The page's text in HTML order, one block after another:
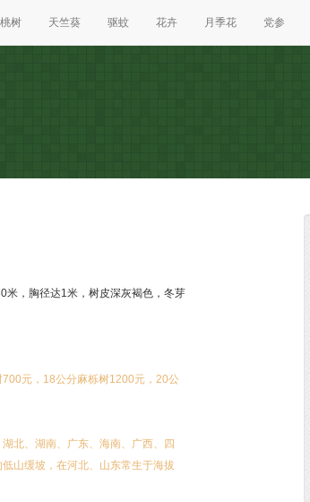
树 天竺葵 驱蚊 花卉 月季花 党参
米，胸径达1米，树皮深灰褐色，冬芽
元，18公分麻栎树1200元，20公
北、湖南、广东、海南、广西、四
山缓坡，在河北、山东常生于海拔